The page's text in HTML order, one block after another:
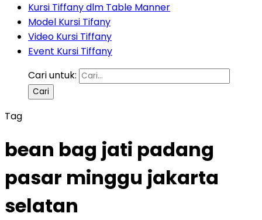
Kursi Tiffany dlm Table Manner
Model Kursi Tifany
Video Kursi Tiffany
Event Kursi Tiffany
Cari untuk:
Tag
bean bag jati padang
pasar minggu jakarta
selatan